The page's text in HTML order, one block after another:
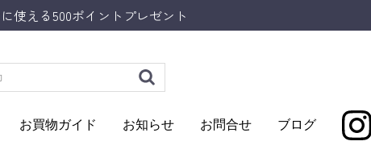
使える500ポイントプレゼント
お買物ガイド お知らせ お問合せ ブログ